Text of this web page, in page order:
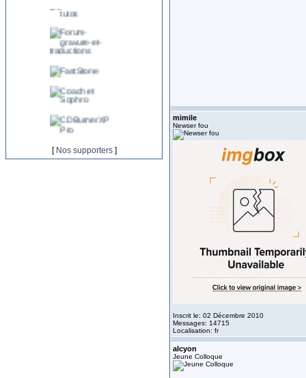
[ Nos supporters]
mimile
Newser fou
Inscrit le: 02 Décembre 2010
Messages: 14715
Localisation: fr
alcyon
Jeune Colloque